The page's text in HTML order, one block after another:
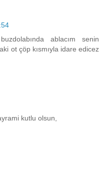
ablacım senin
ot çöp kısmıyla idare edicez
kutlu olsun,